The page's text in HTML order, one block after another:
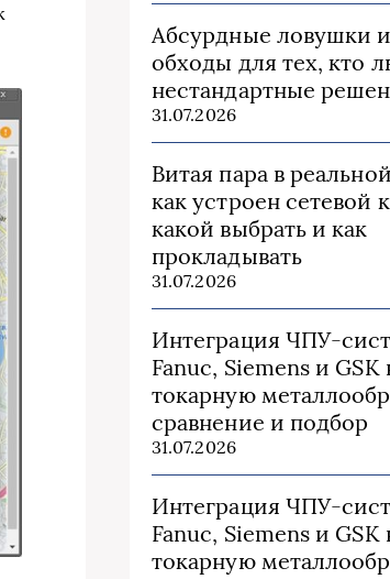
Абсурдные ловушки
обходы для тех, кто
нестандартные
31.07.2026
Витая пара в
как устроен сетевой
какой выбрать и как
прокладывать
31.07.2026
Интеграция ЧПУ-
Fanuc, Siemens и GSK
токарную
сравнение и подбор
31.07.2026
Интеграция ЧПУ-
Fanuc, Siemens и GSK
токарную